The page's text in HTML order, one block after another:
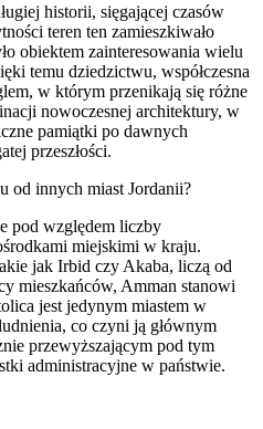
historii, sięgającej czasów
teren ten zamieszkiwało
obiektem zainteresowania wielu
temu dziedzictwu, współczesna
w którym przenikają się różne
nowoczesnej architektury, w
pamiątki po dawnych
przeszłości.
od innych miast Jordanii?
pod względem liczby
miejskimi w kraju.
jak Irbid czy Akaba, liczą od
mieszkańców, Amman stanowi
jest jedynym miastem w
co czyni ją głównym
przewyższającym pod tym
administracyjne w państwie.